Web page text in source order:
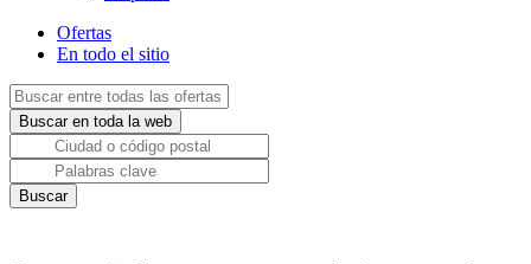
Ofertas
En todo el sitio